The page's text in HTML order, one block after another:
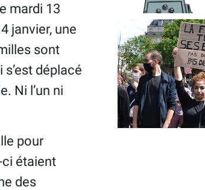
mardi 13
janvier, une
sont
déplacé
Ni l’un ni
pour
ci étaient
des